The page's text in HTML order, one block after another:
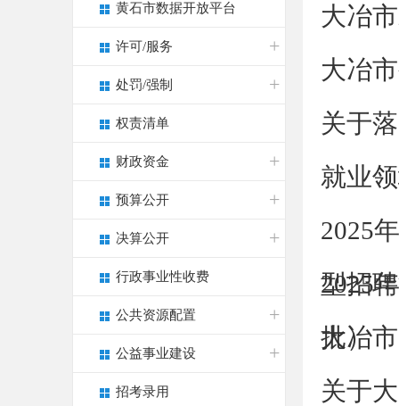
黄石市数据开放平台
许可/服务
处罚/强制
权责清单
财政资金
预算公开
决算公开
行政事业性收费
公共资源配置
公益事业建设
招考录用
大冶
大冶
关于
就业
2025
型招
2025
批）
大冶
关于